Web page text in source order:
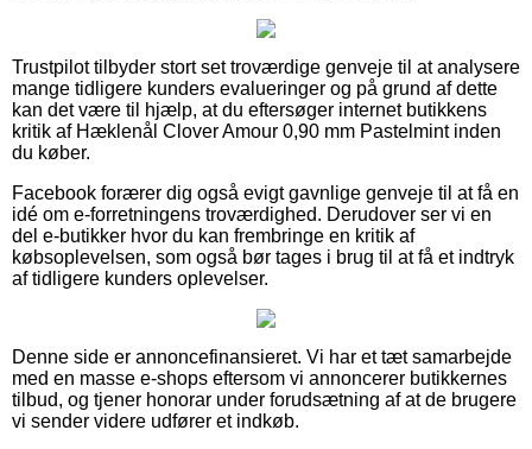
Trustpilot tilbyder stort set troværdige genveje til at analysere
mange tidligere kunders evalueringer og på grund af dette
kan det være til hjælp, at du eftersøger internet butikkens
kritik af Hæklenål Clover Amour 0,90 mm Pastelmint inden
du køber.
Facebook forærer dig også evigt gavnlige genveje til at få en
idé om e-forretningens troværdighed. Derudover ser vi en
del e-butikker hvor du kan frembringe en kritik af
købsoplevelsen, som også bør tages i brug til at få et indtryk
af tidligere kunders oplevelser.
Denne side er annoncefinansieret. Vi har et tæt samarbejde
med en masse e-shops eftersom vi annoncerer butikkernes
tilbud, og tjener honorar under forudsætning af at de brugere
vi sender videre udfører et indkøb.